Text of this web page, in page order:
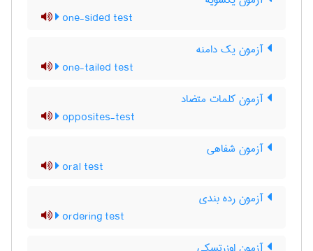
one-sided test
آزمون یک دامنه
one-tailed test
آزمون کلمات متضاد
opposites-test
آزمون شفاهی
oral test
آزمون رده بندی
ordering test